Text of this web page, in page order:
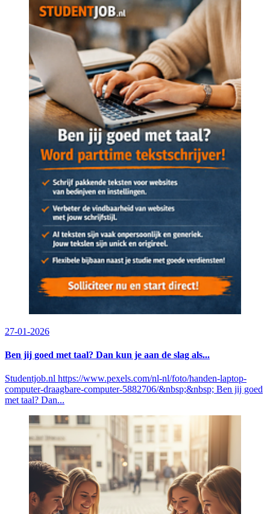
27-01-2026
Ben jij goed met taal? Dan kun je aan de slag als...
Studentjob.nl https://www.pexels.com/nl-nl/foto/handen-laptop-
computer-draagbare-computer-5882706/&nbsp;&nbsp; Ben jij goed
met taal? Dan...